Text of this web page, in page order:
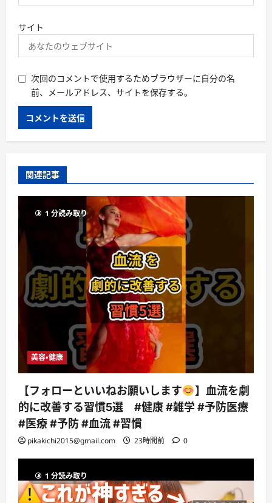
サイト
次回のコメントで使用するためブラウザーに自分の名
前、メールアドレス、サイトを保存する。
関連記事
1 分読み取り
美容・健康
【フォローといいねお願いします
】血流を劇
的に改善する習慣5選 #健康 #雑学 #予防医療
#医療 #予防 #血流 #習慣
pikakichi2015@gmail.com 23時間前 0
1 分読み取り